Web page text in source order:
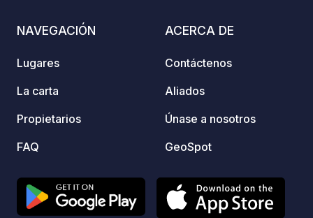
NAVEGACIÓN
Lugares
La carta
Propietarios
FAQ
ACERCA DE
Contáctenos
Aliados
Únase a nosotros
GeoSpot